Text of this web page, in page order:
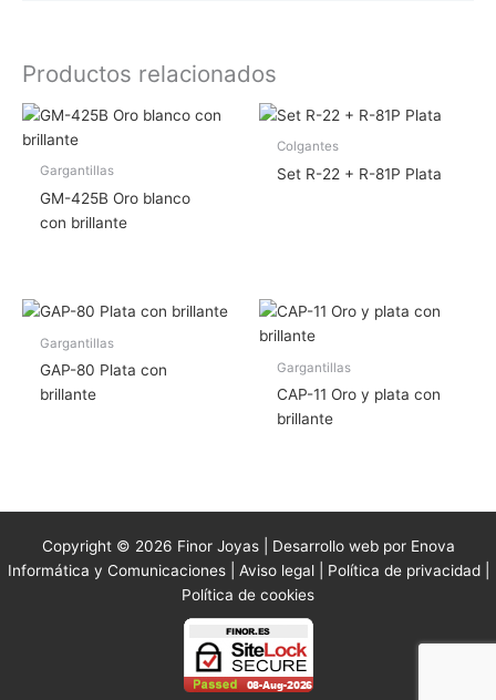
Productos relacionados
Gargantillas
GM-425B Oro blanco
con brillante
Colgantes
Set R-22 + R-81P Plata
Gargantillas
GAP-80 Plata con
brillante
Gargantillas
CAP-11 Oro y plata con
brillante
Copyright © 2026 Finor Joyas | Desarrollo web por Enova
Informática y Comunicaciones | Aviso legal| Política de privacidad|
Política de cookies